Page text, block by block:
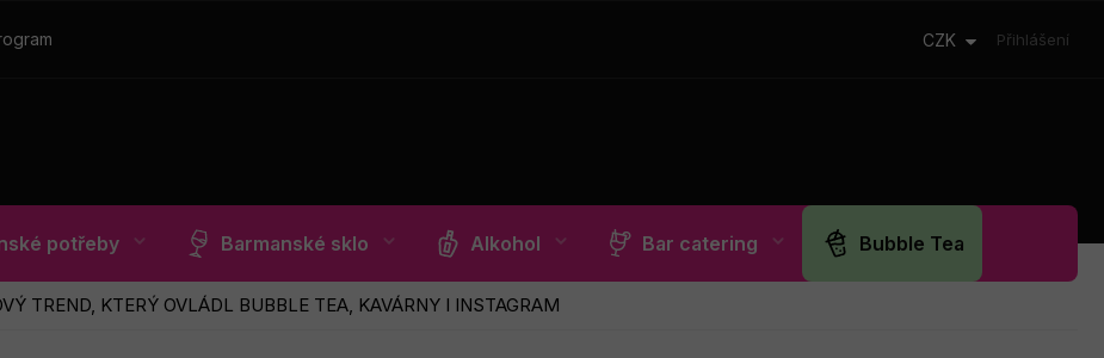
CZK Přihlášení
potřeby Barmanské sklo Alkohol Bar catering Bubble Tea
TREND, KTERÝ OVLÁDL BUBBLE TEA, KAVÁRNY I INSTAGRAM